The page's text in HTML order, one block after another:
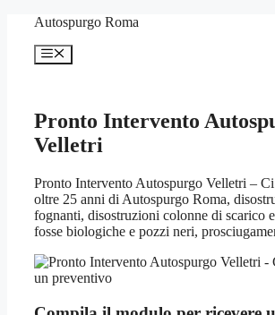
contenuto
Autospurgo Roma
Menu
Pronto Intervento
Velletri
Pronto Intervento Autospurgo Velletri –
oltre 25 anni di Autospurgo Roma,
fognanti, disostruzioni colonne di scarico
fosse biologiche e pozzi neri,